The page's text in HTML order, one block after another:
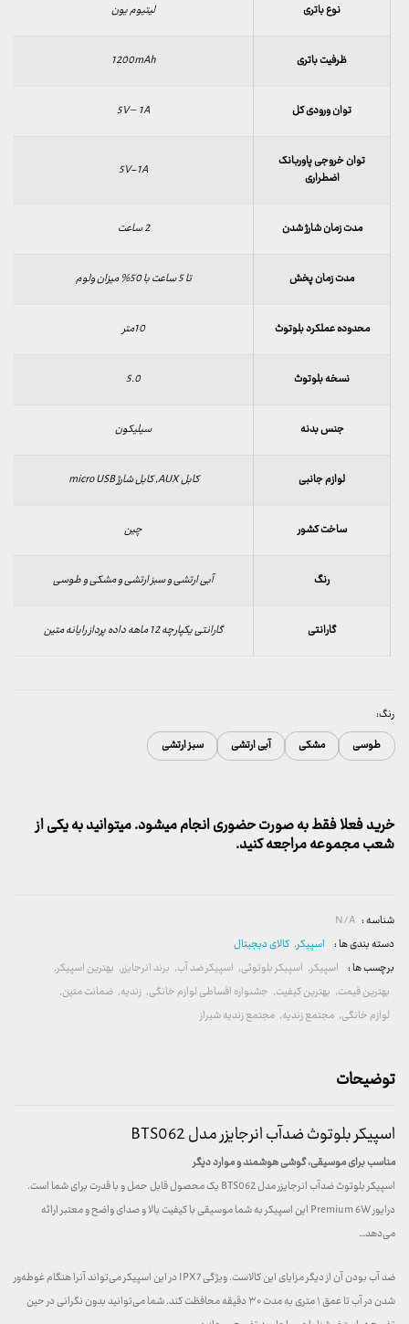
نوع باتری لیتیوم یون
ظرفیت باتری 1200mAh
توان ورودی کل 5V – 1A
توان خروجی پاوربانک
اضطراری
5V-1A
مدت زمان شارژ شدن 2 ساعت
مدت زمان پخش تا 5 ساعت با 50% میزان ولوم
محدوده عملکرد بلوتوث 10متر
نسخه بلوتوث 5.0
جنس بدنه سیلیکون
لوازم جانبی کابل AUX, کابل شارژ micro USB
ساخت کشور چین
رنگ آبی ارتشی و سبز ارتشی و مشکی و طوسی
گارانتی گارانتی یکپارچه 12 ماهه داده پرداز رایانه متین
رنگ:
طوسی
مشکی آبی ارتشی سبز ارتشی
خرید فعلا فقط به صورت حضوری انجام میشود. میتوانید به یکی از
شعب مجموعه مراجعه کنید.
شناسه : N/A
دسته بندی ها : اسپیکر, کالای دیجیتال
برچسب ها : اسپیکر, اسپیکر بلوتوثی, اسپیکر ضد آب, برند انرجایزر, بهترین اسپیکر,
بهترین قیمت, بهترین کیفیت, جشنواره اقساطی لوازم خانگی, زندیه, ضمانت متین,
لوازم خانگی, مجتمع زندیه, مجتمع زندیه شیراز
توضیحات
اسپیکر بلوتوث ضدآب انرجایزر مدل BTS062
مناسب برای موسیقی، گوشی هوشمند و موارد دیگر
اسپیکر بلوتوث ضدآب انرجایزر مدل BTS062 یک محصول قابل حمل و با قدرت برای شما است.
درایور Premium 6W این اسپیکر به شما موسیقی با کیفیت بالا و صدای واضح و معتبر ارائه
می‌دهد…
ضد آب بودن آن از دیگر مزایای این کالاست. ویژگی IPX7 در این اسپیکر می‌تواند آنرا هنگام غوطه‌ور
شدن در آب تا عمق ۱ متری به مدت ۳۰ دقیقه محافظت کند. شما می‌توانید بدون نگرانی در حین